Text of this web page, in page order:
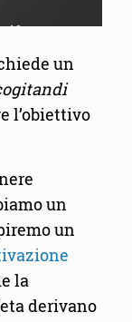
un
l’obiettivo
un
un
la
derivano